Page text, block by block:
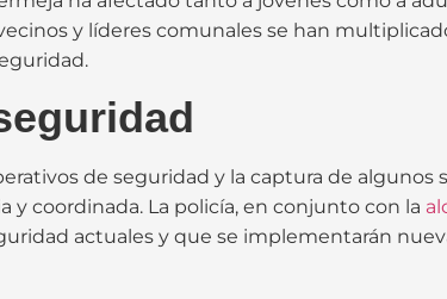
y líderes comunales se han
de seguridad y la captura de algunos
y coordinada. La policía, en conjunto con la
actuales y que se implementarán